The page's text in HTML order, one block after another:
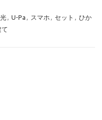
, U-Pa , スマホ , セット , ひか
て